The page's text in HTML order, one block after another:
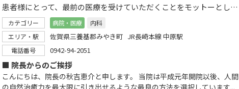
患者様にとって、最前の医療を受けていただくことをモットーとしております。
カテゴリー 病院・医療
内科
エリア・駅
佐賀県三養基郡みやき町 JR長崎本線 中原駅
電話番号 0942-94-2051
■ 院長からのご挨拶
こんにちは、院長の秋吉恵介と申します。 当院は平成元年開院以後、人間
の自然治癒力を最大限に引き出せるような最良の方法を選択しています...